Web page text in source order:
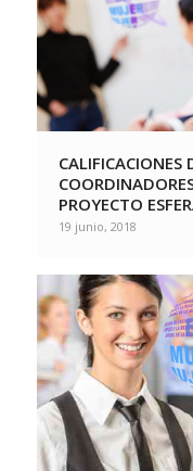
CALIFICACIONES
PROYECTO
19 junio, 2018